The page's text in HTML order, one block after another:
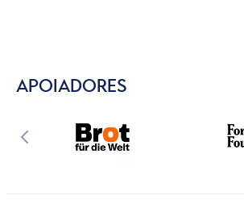
APOIADORES